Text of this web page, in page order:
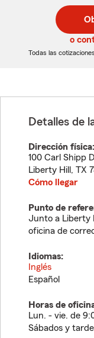
de
5
de
5
o
Todas las
Detalles de
Dirección física:
100 Carl Shipp
Liberty Hill , TX
Cómo llegar
Punto de
Junto a Liberty
oficina de
Idiomas:
Inglés
Español
Horas de
Lun. - vie. de
Sábados y